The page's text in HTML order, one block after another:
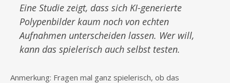
Eine Studie zeigt, dass sich KI-generierte
Polypenbilder kaum noch von echten
Aufnahmen unterscheiden lassen. Wer will,
kann das spielerisch auch selbst testen.
Anmerkung: Fragen mal ganz spielerisch, ob das